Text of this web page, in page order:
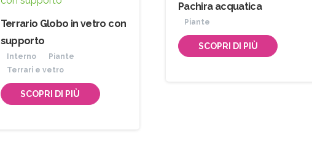
Terrario Globo in vetro con
supporto
Interno
Piante
Terrari e vetro
SCOPRI DI PIÙ
Pachira acquatica
Piante
SCOPRI DI PIÙ